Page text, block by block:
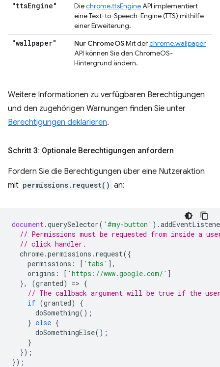
"ttsEngine" Diechrome.ttsEngineAPI implementiert
eine Text-to-Speech-Engine (TTS) mithilfe
einer Erweiterung.
"wallpaper" Nur ChromeOSMit derchrome.wallpaper
API können Sie den ChromeOS-
Hintergrund ändern.
Weitere Informationen zu verfügbaren Berechtigungen
und den zugehörigen Warnungen finden Sie unter
Berechtigungen deklarieren.
Schritt 3: Optionale Berechtigungen anfordern
Fordern Sie die Berechtigungen über eine Nutzeraktion
mit permissions.request() an:
document.querySelector( '#my-button' ).
// Permissions must be requested from inside a
// click handler.
chrome.permissions . request({
permissions : [ 'tabs' ],
origins : [ 'https://www.google.com/' ]
},
(granted) => {
// The callback argument will be true if the
if (granted)
{
doSomething();
} else {
doSomethingElse();
}
});
});